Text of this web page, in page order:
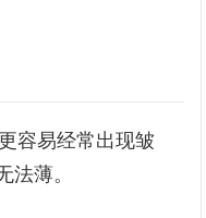
容易经常出现皱
法薄。